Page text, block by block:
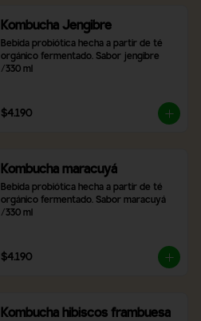
Kombucha Jengibre
Bebida probiótica hecha a partir de té
orgánico fermentado. Sabor jengibre
/330 ml
$4.190
Kombucha maracuyá
Bebida probiótica hecha a partir de té
orgánico fermentado. Sabor maracuyá
/330 ml
$4.190
Kombucha hibiscos frambuesa